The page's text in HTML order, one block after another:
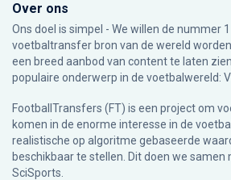
Over ons
Ons doel is simpel - We willen de nummer
voetbaltransfer bron van de wereld
een breed aanbod van content te laten
populaire onderwerp in de voetbalwereld:
FootballTransfers (FT) is een project om
komen in de enorme interesse in de
realistische op algoritme gebaseerde
beschikbaar te stellen. Dit doen we
SciSports